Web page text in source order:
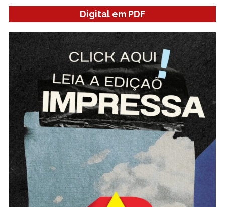
Digital em PDF